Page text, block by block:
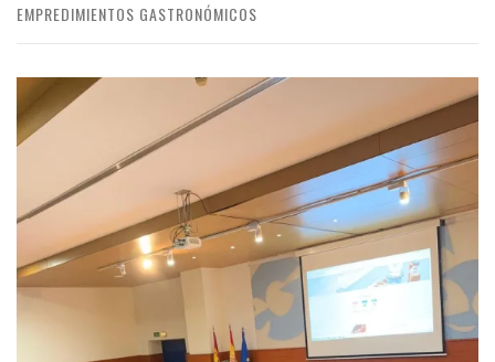
EMPREDIMIENTOS GASTRONÓMICOS